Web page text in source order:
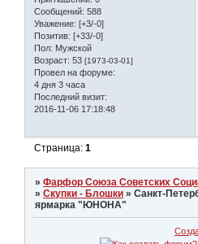
Сообщений: 588
Уважение: [+3/-0]
Позитив: [+33/-0]
Пол: Мужской
Возраст: 53 [1973-03-01]
Провел на форуме:
4 дня 3 часа
Последний визит:
2016-11-06 17:18:48
Страница:1
»Фарфор Союза Советских
»Скупки - Блошки »Санкт-
ярмарка "ЮНОНА"